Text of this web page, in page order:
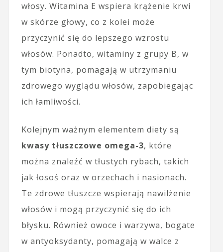
włosy. Witamina E wspiera krążenie krwi
w skórze głowy, co z kolei może
przyczynić się do lepszego wzrostu
włosów. Ponadto, witaminy z grupy B, w
tym biotyna, pomagają w utrzymaniu
zdrowego wyglądu włosów, zapobiegając
ich łamliwości.
Kolejnym ważnym elementem diety są
kwasy tłuszczowe omega-3, które
można znaleźć w tłustych rybach, takich
jak łosoś oraz w orzechach i nasionach.
Te zdrowe tłuszcze wspierają nawilżenie
włosów i mogą przyczynić się do ich
błysku. Również owoce i warzywa, bogate
w antyoksydanty, pomagają w walce z